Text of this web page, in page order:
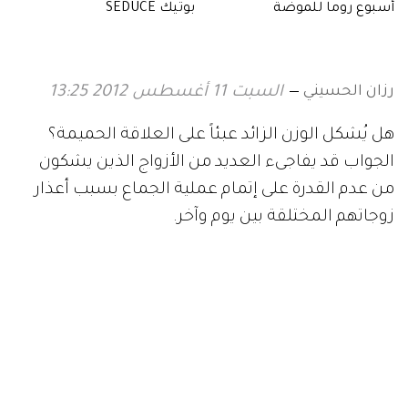
أسبوع روما للموضة
بوتيك SEDUCE
رزان الحسيني السبت 11 أغسطس 2012 13:25
هل يُشكل الوزن الزائد عبئاً على العلاقة الحميمة؟
الجواب قد يفاجىء العديد من الأزواج الذين يشكون
من عدم القدرة على إتمام عملية الجماع بسبب أعذار
زوجاتهم المختلقة بين يوم وآخر.